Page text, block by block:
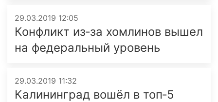
29.03.2019 12:05
Конфликт из‑за хомлинов вышел
на федеральный уровень
29.03.2019 11:32
Калининград вошёл в топ‑5